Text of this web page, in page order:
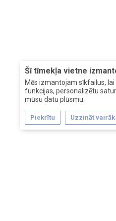
Šī tīmekļa vietne
Mēs izmantojam sīkfailus,
funkcijas, personalizētu
mūsu datu plūsmu.
Piekrītu Uzzināt vairāk